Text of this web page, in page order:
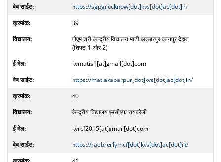
https://sgpgilucknow[dot]kvs[dot]ac[dot]in
39
पीएम श्री केन्द्रीय विद्यालय माटी अकबरपुर कानपुर देहात
(शिफ्ट-1 और 2)
kvmatis1[at]gmail[dot]com
https://matiakabarpur[dot]kvs[dot]ac[dot]in/
40
केन्द्रीय विद्यालय एमसीएफ रायबरेली
kvrcf2015[at]gmail[dot]com
https://raebreillymcf[dot]kvs[dot]ac[dot]in/